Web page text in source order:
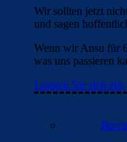
Wir sollten jetzt
und sagen
Wenn wir Ansu für
was uns passieren
Loggen Sie sich